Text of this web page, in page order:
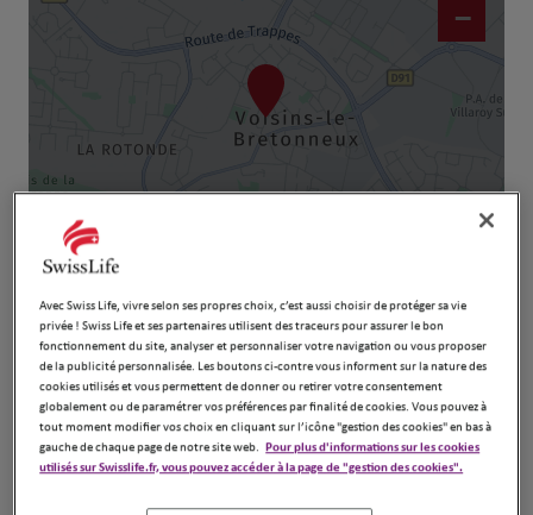
−
Leaflet| Map ©2026HERE
Avec Swiss Life, vivre selon ses propres choix, c’est aussi choisir de protéger sa vie
privée ! Swiss Life et ses partenaires utilisent des traceurs pour assurer le bon
fonctionnement du site, analyser et personnaliser votre navigation ou vous proposer
de la publicité personnalisée. Les boutons ci-contre vous informent sur la nature des
cookies utilisés et vous permettent de donner ou retirer votre consentement
globalement ou de paramétrer vos préférences par finalité de cookies. Vous pouvez à
tout moment modifier vos choix en cliquant sur l’icône "gestion des cookies" en bas à
gauche de chaque page de notre site web. Pour plus d'informations sur les cookies
utilisés sur Swisslife.fr, vous pouvez accéder à la page de "gestion des cookies".